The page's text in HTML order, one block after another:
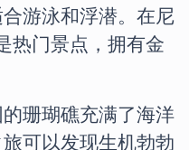
游泳和浮潜。在尼
热门景点，拥有金
珊瑚礁充满了海洋
可以发现生机勃勃